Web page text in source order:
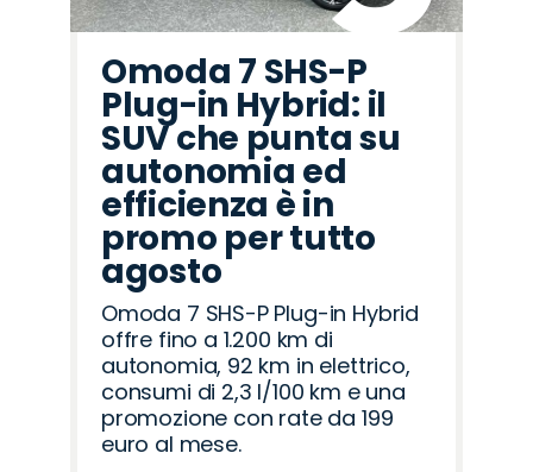
Omoda 7 SHS-P
Plug-in Hybrid: il
SUV che punta su
autonomia ed
efficienza è in
promo per tutto
agosto
Omoda 7 SHS-P Plug-in Hybrid
offre fino a 1.200 km di
autonomia, 92 km in elettrico,
consumi di 2,3 l/100 km e una
promozione con rate da 199
euro al mese.